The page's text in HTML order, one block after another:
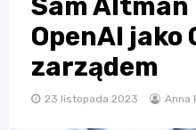
Sam Altman
OpenAI jako
zarządem
23 listopada 2023 Anna